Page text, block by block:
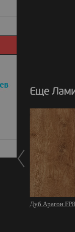
Еще
Дуб Арагон